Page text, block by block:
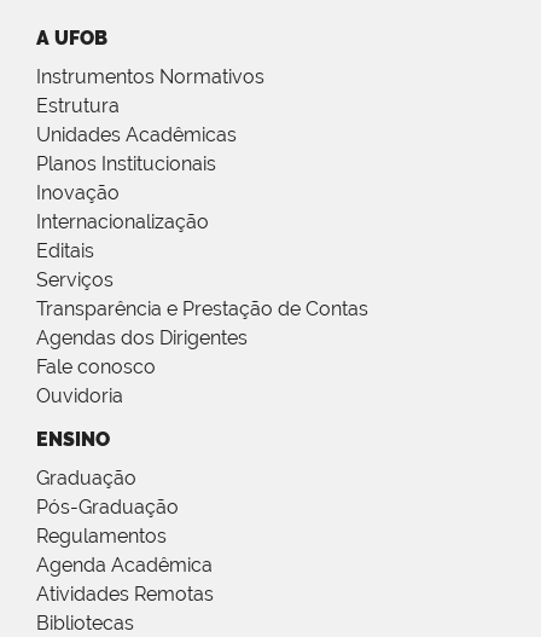
A UFOB
Instrumentos Normativos
Estrutura
Unidades Acadêmicas
Planos Institucionais
Inovação
Internacionalização
Editais
Serviços
Transparência e Prestação de Contas
Agendas dos Dirigentes
Fale conosco
Ouvidoria
ENSINO
Graduação
Pós-Graduação
Regulamentos
Agenda Acadêmica
Atividades Remotas
Bibliotecas